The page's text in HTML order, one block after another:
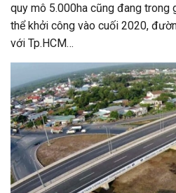
quy mô 5.000ha cũng đang
thể khởi công vào cuối 2020,
với Tp.HCM…